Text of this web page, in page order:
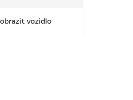
vozidlo